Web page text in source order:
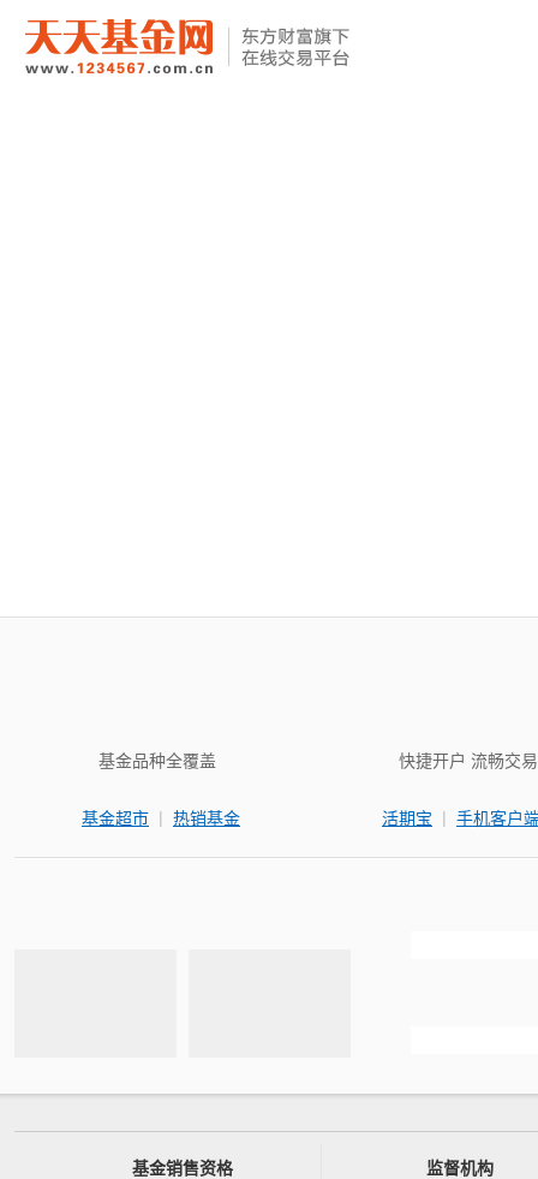
基金品种全覆盖
基金超市 | 热销基金
快捷开户 流畅交易
活期宝 | 手机客户
基金销售资格 监督机构